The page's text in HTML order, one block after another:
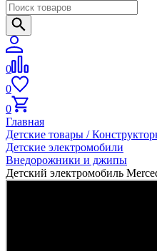
0
0
0
Главная
Детские товары /
Детские электромобили
Внедорожники и джипы
Детский электромобиль